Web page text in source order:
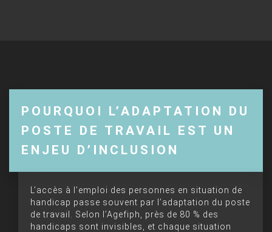
POURQUOI L’ADAPTATION DU
POSTE DE TRAVAIL EST UN
ENJEU D’INCLUSION
L’accès à l’emploi des personnes en situation de
handicap passe souvent par l’adaptation du poste
de travail. Selon l’Agefiph, près de 80 % des
handicaps sont invisibles, et chaque situation